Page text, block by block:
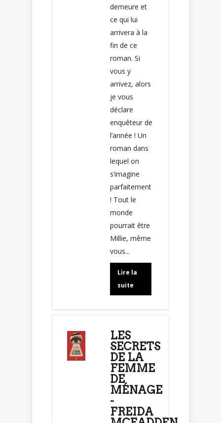
demeure et
ce qui lui
arrivera à la
fin de ce
roman. Si
vous y
arrivez, alors
je vous
déclare
enquêteur de
l’année ! Un
roman dans
lequel on
s’imagine
parfaitement
! Tout le
monde
pourrait être
Millie, même
vous...
Lire la
suite
LES
SECRETS
DE LA
FEMME
DE
MÉNAGE
-
FREIDA